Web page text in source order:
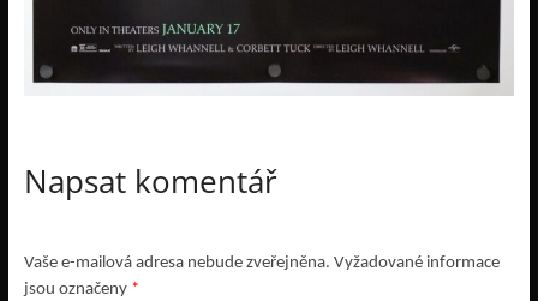
Napsat komentář
Vaše e-mailová adresa nebude zveřejněna. Vyžadované informace
jsou označeny *